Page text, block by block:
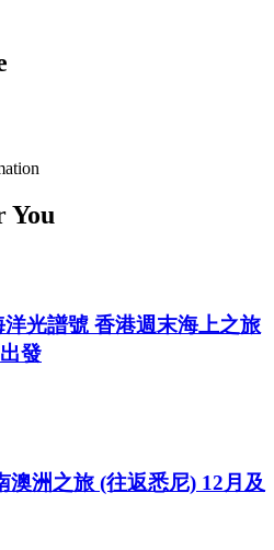
You
光譜號 香港週末海上之旅
發
洲之旅 (往返悉尼) 12月及